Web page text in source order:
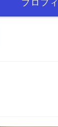
プロフ